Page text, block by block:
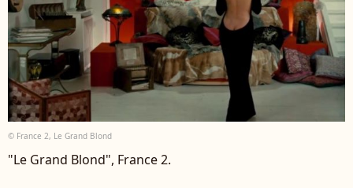
© France 2, Le Grand Blond
"Le Grand Blond", France 2.